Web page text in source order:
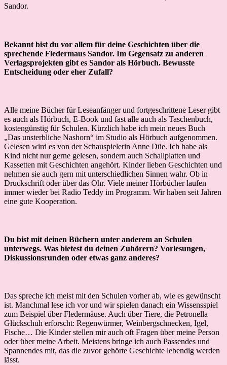
Sandor.
Bekannt bist du vor allem für deine Geschichten über die
sprechende Fledermaus Sandor. Im Gegensatz zu anderen
Verlagsprojekten gibt es Sandor als Hörbuch. Bewusste
Entscheidung oder eher Zufall?
Alle meine Bücher für Leseanfänger und fortgeschrittene Leser gibt
es auch als Hörbuch, E-Book und fast alle auch als Taschenbuch,
kostengünstig für Schulen. Kürzlich habe ich mein neues Buch
„Das unsterbliche Nashorn“ im Studio als Hörbuch aufgenommen.
Gelesen wird es von der Schauspielerin Anne Düe. Ich habe als
Kind nicht nur gerne gelesen, sondern auch Schallplatten und
Kassetten mit Geschichten angehört. Kinder lieben Geschichten und
nehmen sie auch gern mit unterschiedlichen Sinnen wahr. Ob in
Druckschrift oder über das Ohr. Viele meiner Hörbücher laufen
immer wieder bei Radio Teddy im Programm. Wir haben seit Jahren
eine gute Kooperation.
Du bist mit deinen Büchern unter anderem an Schulen
unterwegs. Was bietest du deinen Zuhörern? Vorlesungen,
Diskussionsrunden oder etwas ganz anderes?
Das spreche ich meist mit den Schulen vorher ab, wie es gewünscht
ist. Manchmal lese ich vor und wir spielen danach ein Wissensspiel
zum Beispiel über Fledermäuse. Auch über Tiere, die Petronella
Glückschuh erforscht: Regenwürmer, Weinbergschnecken, Igel,
Fische… Die Kinder stellen mir auch oft Fragen über meine Person
oder über meine Arbeit. Meistens bringe ich auch Passendes und
Spannendes mit, das die zuvor gehörte Geschichte lebendig werden
lässt.